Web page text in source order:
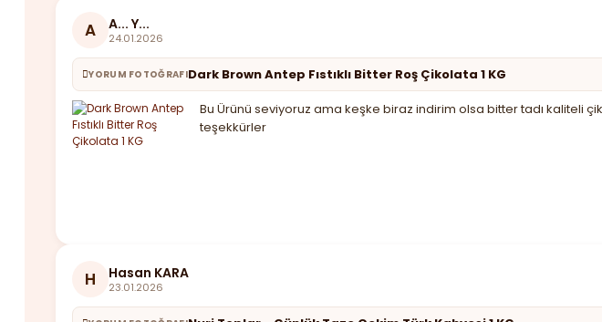
A A... Y...
24.01.2026
YORUM FOTOĞRAFIDark Brown Antep Fıstıklı Bitter Roş Çikolata 1 KG
Bu Ürünü seviyoruz ama keşke biraz indirim olsa bitter tadı kaliteli
teşekkürler
H Hasan KARA
23.01.2026